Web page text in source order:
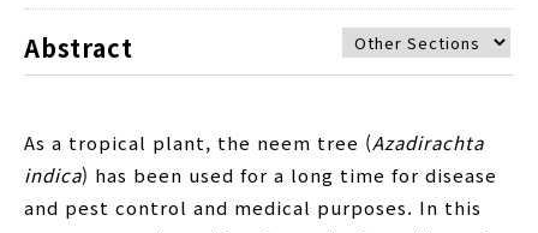
Abstract
As a tropical plant, the neem tree (Azadirachta
indica) has been used for a long time for disease
and pest control and medical purposes. In this